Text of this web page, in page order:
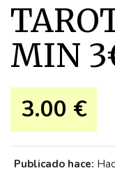
MIN
3.00 €
Publicado hace: